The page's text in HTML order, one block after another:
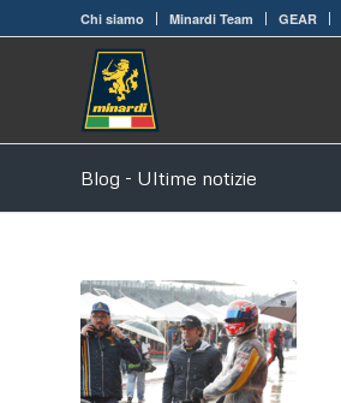
Chi siamo Minardi Team GEAR
Blog - Ultime notizie